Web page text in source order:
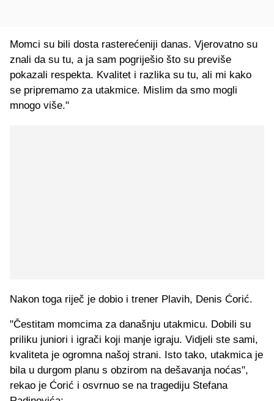
Momci su bili dosta rasterećeniji danas. Vjerovatno su
znali da su tu, a ja sam pogriješio što su previše
pokazali respekta. Kvalitet i razlika su tu, ali mi kako
se pripremamo za utakmice. Mislim da smo mogli
mnogo više."
Nakon toga riječ je dobio i trener Plavih, Denis Ćorić.
"Čestitam momcima za današnju utakmicu. Dobili su
priliku juniori i igrači koji manje igraju. Vidjeli ste sami,
kvaliteta je ogromna našoj strani. Isto tako, utakmica je
bila u durgom planu s obzirom na dešavanja noćas",
rekao je Ćorić i osvrnuo se na tragediju Stefana